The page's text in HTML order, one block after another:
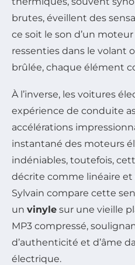
brutes, éveillent des
ce soit le son d’un
ressenties dans le volant
brûlée, chaque élément
À l’inverse, les voitures
expérience de conduite
accélérations
instantané des moteurs
indéniables, toutefois,
décrite comme linéaire
Sylvain compare cette
un vinyle sur une vieille
MP3 compressé,
d’authenticité et d’âme
électrique.